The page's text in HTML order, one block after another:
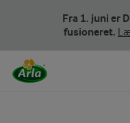
Fra 1. juni er
fusioneret.